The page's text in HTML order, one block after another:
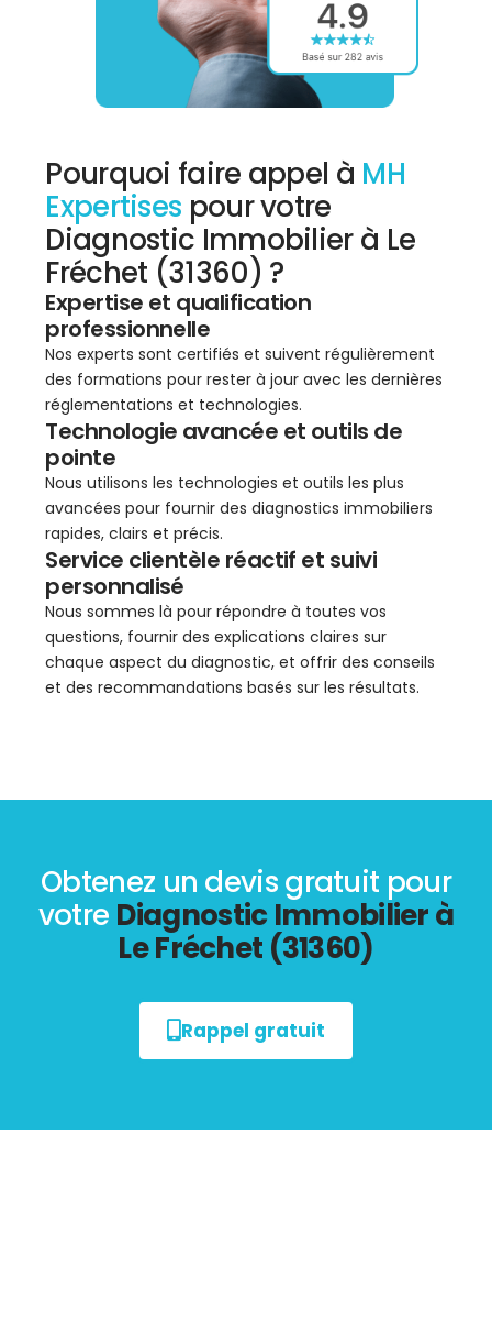
Pourquoi faire appel à MH
Expertises pour votre
Diagnostic Immobilier à Le
Fréchet (31360) ?
Expertise et qualification
professionnelle
Nos experts sont certifiés et suivent régulièrement
des formations pour rester à jour avec les dernières
réglementations et technologies.
Technologie avancée et outils de
pointe
Nous utilisons les technologies et outils les plus
avancées pour fournir des diagnostics immobiliers
rapides, clairs et précis.
Service clientèle réactif et suivi
personnalisé
Nous sommes là pour répondre à toutes vos
questions, fournir des explications claires sur
chaque aspect du diagnostic, et offrir des conseils
et des recommandations basés sur les résultats.
Obtenez un devis gratuit pour
votre Diagnostic Immobilier à
Le Fréchet (31360)
Rappel gratuit